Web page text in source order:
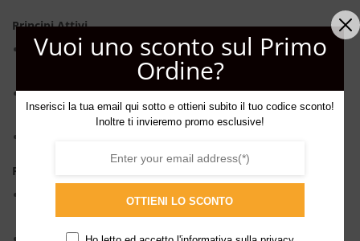
Principi Attivi
Estratti cellulari stabilizzati (8,8%): rivitalizzanti,
Glicosaminoglicani Idrolizzati: conservano la tonicità e
l’elasticità cutanee, altamente riparatori
Raccomandato
Alle donne tra i 25 e i 35 anni per prevenire l’insorgenza
delle prime rughe
Vuoi uno sconto sul Primo
Ordine?
Inserisci la tua email qui sotto e ottieni subito il tuo codice sconto!
Inoltre ti invieremo promo esclusive!
OTTIENI LO SCONTO